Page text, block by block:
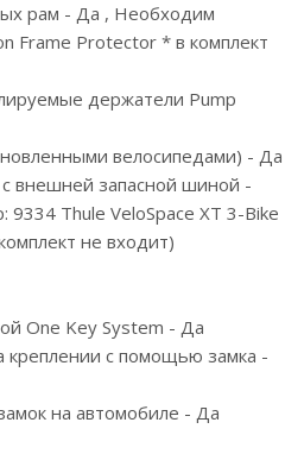
рам - Да , Необходим
Frame Protector * в комплект
держатели Pump
велосипедами) - Да
внешней запасной шиной -
Thule VeloSpace XT 3-Bike
не входит)
One Key System - Да
креплении с помощью замка -
на автомобиле - Да